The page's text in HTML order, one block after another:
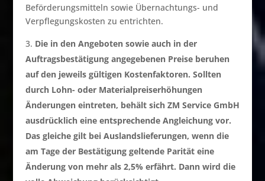
Beförderungsmitteln sowie Übernachtungs- und
Verpflegungskosten zu entrichten.
Die in den Angeboten sowie auch in der
Auftragsbestätigung angegebenen Preise beruhen
auf den jeweils gültigen Kostenfaktoren. Sollten
durch Lohn- oder Materialpreiserhöhungen
Änderungen eintreten, behält sich ZM Service GmbH
ausdrücklich eine entsprechende Angleichung vor.
Das gleiche gilt bei Auslandslieferungen, wenn die
am Tage der Bestätigung geltende Parität eine
Änderung von mehr als 2,5% erfährt. Dann wird die